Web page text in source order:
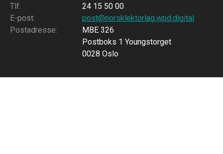
Tlf:
24 15 50 00
E-post:
post@norsklektorlag.wpd.digital
Postadresse:
MBE 326
Postboks 1 Youngstorget
0028 Oslo